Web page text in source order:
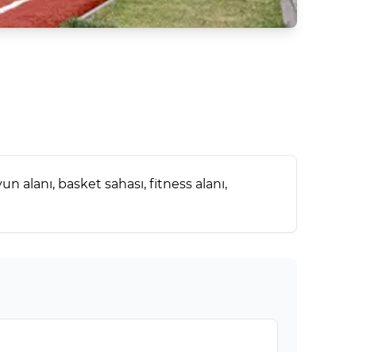
alanı, basket sahası, fitness alanı,